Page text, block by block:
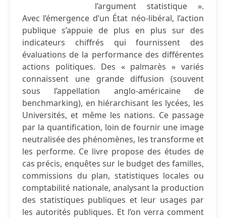
l’argument statistique ».
Avec l’émergence d’un État néo-libéral, l’action
publique s’appuie de plus en plus sur des
indicateurs chiffrés qui fournissent des
évaluations de la performance des différentes
actions politiques. Des « palmarès » variés
connaissent une grande diffusion (souvent
sous l’appellation anglo-américaine de
benchmarking), en hiérarchisant les lycées, les
Universités, et même les nations. Ce passage
par la quantification, loin de fournir une image
neutralisée des phénomènes, les transforme et
les performe. Ce livre propose des études de
cas précis, enquêtes sur le budget des familles,
commissions du plan, statistiques locales ou
comptabilité nationale, analysant la production
des statistiques publiques et leur usages par
les autorités publiques. Et l’on verra comment